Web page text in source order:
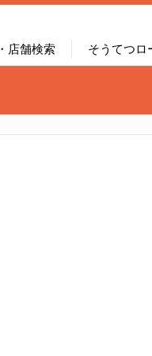
店舗検索 そうてつロ